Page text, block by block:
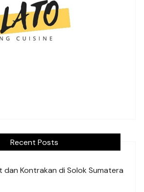
Recent Posts
dan Kontrakan di Solok Sumatera